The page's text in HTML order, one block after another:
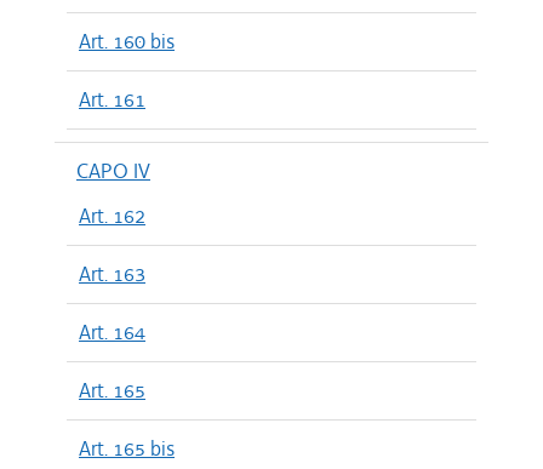
Art. 160 bis
Art. 161
CAPO IV
Art. 162
Art. 163
Art. 164
Art. 165
Art. 165 bis